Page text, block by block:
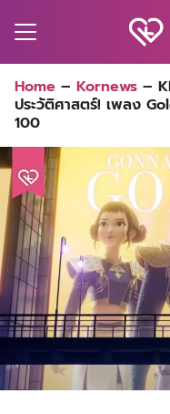
for:
Home – Kornews –
ประวัติศาสตร์! เพลง
100